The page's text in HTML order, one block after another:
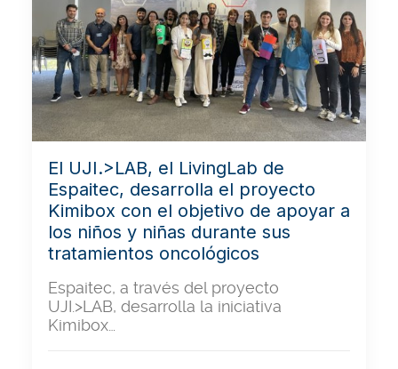
El UJI.>LAB, el LivingLab de
Espaitec, desarrolla el proyecto
Kimibox con el objetivo de apoyar a
los niños y niñas durante sus
tratamientos oncológicos
Espaitec, a través del proyecto
UJI.>LAB, desarrolla la iniciativa
Kimibox…